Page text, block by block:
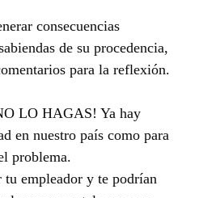
consecuencias
de su procedencia,
para la reflexión.
LO HAGAS! Ya hay
en nuestro país como para
problema.
tu empleador y te podrían